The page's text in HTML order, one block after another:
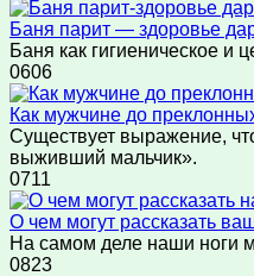
Баня парит — здоровье
Баня как гигиеническое и
0606
Как мужчине до
Существует выражение,
выживший мальчик».
0711
О чем могут рассказать
На самом деле наши ноги
0823